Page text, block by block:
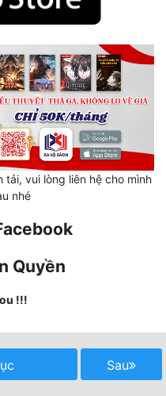
vui lòng liên hệ cho mình
nhé
Quyền
!!!
Sau